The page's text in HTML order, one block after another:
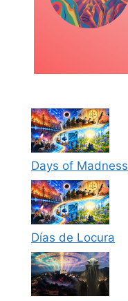
Days of Madness
Días de Locura